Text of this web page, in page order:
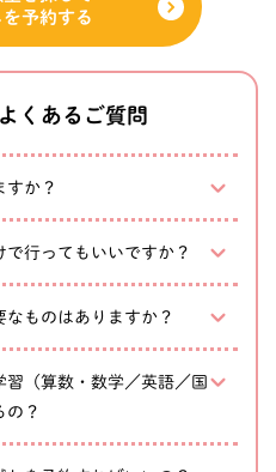
予約する
くあるご質問
すか？
行ってもいいですか？
ものはありますか？
習（算数・数学／英語／国
の？